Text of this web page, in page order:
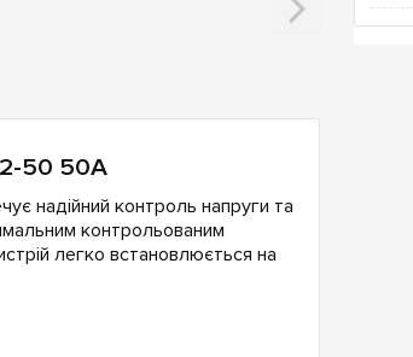
50 50A
надійний контроль напруги та
контрольованим
легко встановлюється на